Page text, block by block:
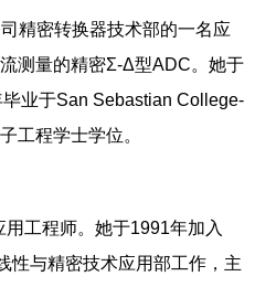
精密转换器技术部的一名应
测量的精密Σ-Δ型ADC。她于
业于San Sebastian College-
工程学士学位。
工程师。她于1991年加入
性与精密技术应用部工作，主